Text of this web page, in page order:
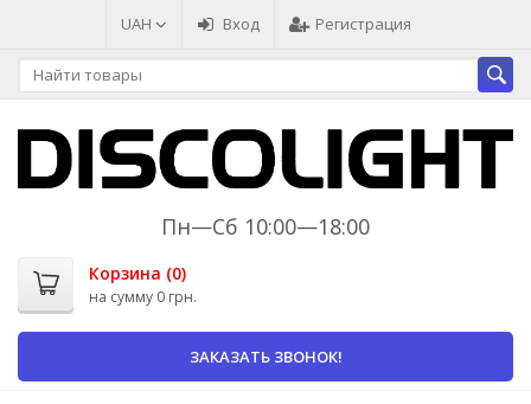
UAH Вход Регистрация
Пн—Сб 10:00—18:00
Корзина (0)
на сумму 0 грн.
ЗАКАЗАТЬ ЗВОНОК!